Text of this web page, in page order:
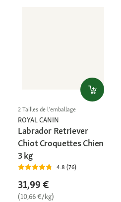
2 Tailles de l'emballage
ROYAL CANIN
Labrador Retriever
Chiot Croquettes Chien
3 kg
4.8 (76)
31,99 €
(10,66 €/kg)